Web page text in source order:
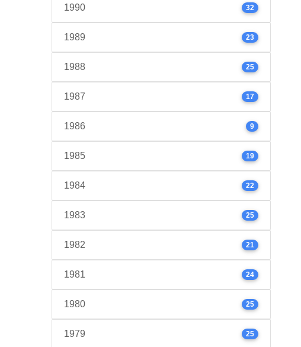
1990 32
1989 23
1988 25
1987 17
1986 9
1985 19
1984 22
1983 25
1982 21
1981 24
1980 25
1979 25